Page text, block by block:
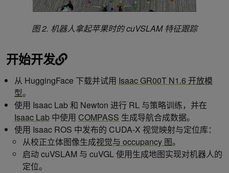
图 2. 机器人拿起苹果时的 cuVSLAM 特征跟踪
开始开发
从 HuggingFace 下载并试用 Isaac GR00T N1.6 开放模
型。
使用 Isaac Lab 和 Newton 进行 RL 与策略训练，并在
Isaac Lab 中使用 COMPASS 生成导航合成数据。
使用 Isaac ROS 中发布的 CUDA-X 视觉映射与定位库：
从校正立体图像生成视觉与 occupancy 图。
启动 cuVSLAM 与 cuVGL 使用生成地图实现对机器人的
定位。